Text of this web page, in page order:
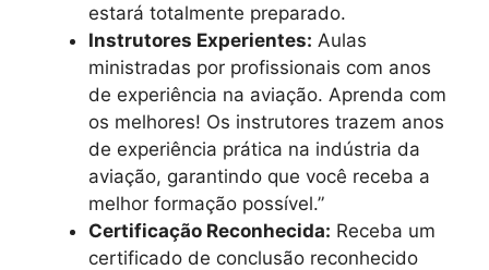
estará totalmente preparado.
Instrutores Experientes: Aulas
ministradas por profissionais com anos
de experiência na aviação. Aprenda com
os melhores! Os instrutores trazem anos
de experiência prática na indústria da
aviação, garantindo que você receba a
melhor formação possível.”
Certificação Reconhecida: Receba um
certificado de conclusão reconhecido